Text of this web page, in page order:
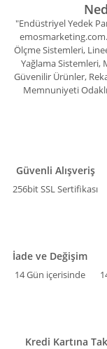
"Endüstriyel Yedek
emosmarketing.com.
Ölçme Sistemleri,
Yağlama Sistemleri,
Güvenilir Ürünler,
Memnuniyeti
Güvenli Alışveriş
256bit SSL Sertifikası
İade ve Değişim
14 Gün içerisinde
Kredi Kartına